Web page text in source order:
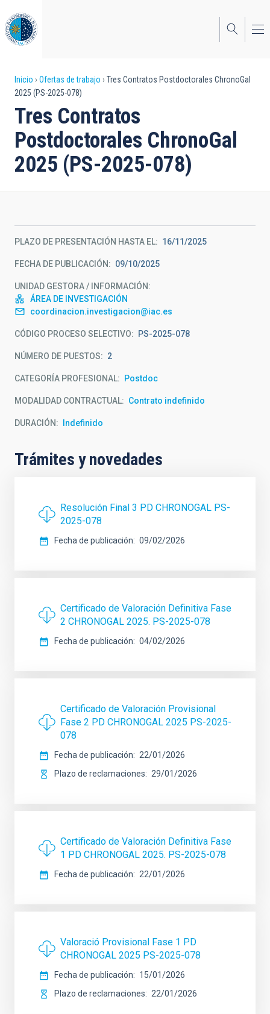
al
contenido
principal
Sobrescribir
enlaces
de
ayuda
a
Inicio Ofertas de trabajo
Tres Contratos Postdoctorales ChronoGal
2025 (PS-2025-078)
Tres Contratos
Postdoctorales ChronoGal
2025 (PS-2025-078)
PLAZO DE PRESENTACIÓN HASTA EL 16/11/2025
FECHA DE PUBLICACIÓN 09/10/2025
UNIDAD GESTORA / INFORMACIÓN
ÁREA DE INVESTIGACIÓN
coordinacion.investigacion@iac.es
CÓDIGO PROCESO SELECTIVO PS-2025-078
NÚMERO DE PUESTOS 2
CATEGORÍA PROFESIONAL Postdoc
MODALIDAD CONTRACTUAL Contrato indefinido
DURACIÓN Indefinido
Trámites y novedades
Resolución Final 3 PD CHRONOGAL PS-
2025-078
Fecha de publicación 09/02/2026
Certificado de Valoración Definitiva Fase
2 CHRONOGAL 2025. PS-2025-078
Fecha de publicación 04/02/2026
Certificado de Valoración Provisional
Fase 2 PD CHRONOGAL 2025 PS-2025-
078
Fecha de publicación
22/01/2026
Plazo de reclamaciones
29/01/2026
Certificado de Valoración Definitiva Fase
1 PD CHRONOGAL 2025. PS-2025-078
Fecha de publicación 22/01/2026
Valoració Provisional Fase 1 PD
CHRONOGAL 2025 PS-2025-078
Fecha de publicación
15/01/2026
Plazo de reclamaciones
22/01/2026